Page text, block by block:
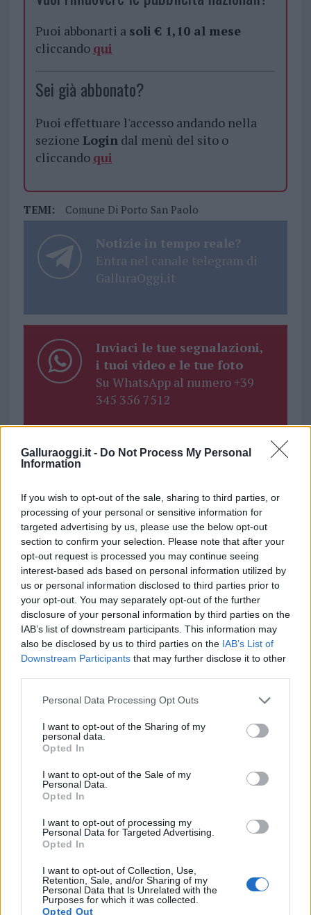
Galluraoggi.it - Do Not Process My Personal
Information
If you wish to opt-out of the sale, sharing to third parties, or
processing of your personal or sensitive information for
targeted advertising by us, please use the below opt-out
section to confirm your selection. Please note that after your
opt-out request is processed you may continue seeing
interest-based ads based on personal information utilized by
us or personal information disclosed to third parties prior to
your opt-out. You may separately opt-out of the further
disclosure of your personal information by third parties on the
IAB’s list of downstream participants. This information may
also be disclosed by us to third parties on the IAB’s List of
Downstream Participants that may further disclose it to other
Please note that this website/app uses one or more Google
not limited to your visit or usage behaviour. You may click to
grant or deny consent to Google and its third-party tags to
use your data for below specified purposes in below Google
consent section.
Personal Data Processing Opt Outs
I want to opt-out of the Sharing of my
personal data.
Opted In
I want to opt-out of the Sale of my
Personal Data.
Opted In
I want to opt-out of processing my
Personal Data for Targeted Advertising.
Opted In
I want to opt-out of Collection, Use,
Retention, Sale, and/or Sharing of my
Personal Data that Is Unrelated with the
Purposes for which it was collected.
Opted Out
Puoi abbonarti a soli € 1,10 al mese
cliccando qui
Sei già abbonato?
Puoi effettuare l'accesso andando nella
sezione Logindal menù del sito o
cliccando qui
TEMI: Comune Di Porto San Paolo
Notizie in tempo reale?
Entra nel canale telegram di
GalluraOggi.it
Inviaci le tue segnalazioni,
i tuoi video e le tue foto
Su WhatsApp al numero +39
345 356 7512
daGoogle News
Condividi l'articolo
F
a
ce
b
o
k
T
w
it
te
r
Pi
n
te
re
st
W
h
at
s
A
p
S
h
a
re
Articolo precedente
Prossimo articolo
NOTIZIE RECENTI
“Sul filo del discorso”: sold out ad Olbia per il
reading su Atzeni
La Maddalena, festa per i 30 anni del Diving
center di Tegge
Esce di strada con l’auto ad Arzachena: ferito il
conducente